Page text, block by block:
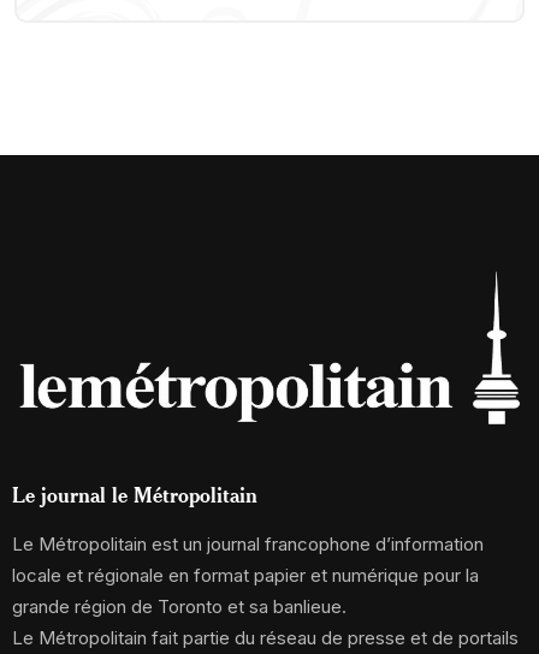
Le journal le Métropolitain
Le Métropolitain est un journal francophone d’information
locale et régionale en format papier et numérique pour la
grande région de Toronto et sa banlieue.
Le Métropolitain fait partie du réseau de presse et de portails